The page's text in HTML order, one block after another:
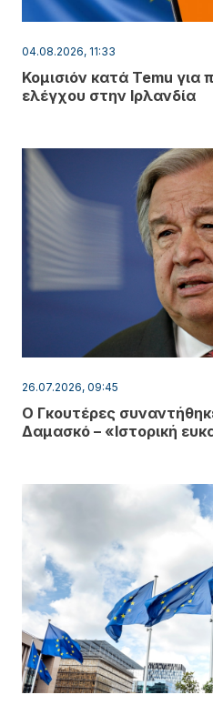
04.08.2026, 11:33
Κομισιόν κατά Temu για
ελέγχου στην Ιρλανδία
26.07.2026, 09:45
Ο Γκουτέρες
Δαμασκό – «Ιστορική